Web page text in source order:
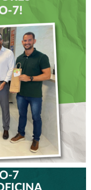
É
PARA
DO
7